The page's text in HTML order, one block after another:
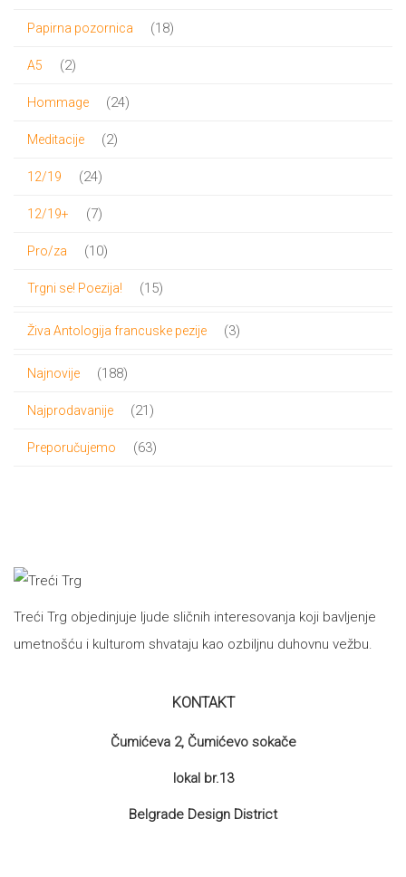
Papirna pozornica 1818
A5 22
Hommage 2424
Meditacije 22
12/19 2424
12/19+ 77
Pro/za 1010
Trgni se! Poezija! 1515
Živa Antologija francuske pezije 33
Najnovije 188188
Najprodavanije 2121
Preporučujemo 6363
Treći Trg objedinjuje ljude sličnih interesovanja koji bavljenje
umetnošću i kulturom shvataju kao ozbiljnu duhovnu vežbu.
KONTAKT
Čumićeva 2, Čumićevo sokače
lokal br.13
Belgrade Design District